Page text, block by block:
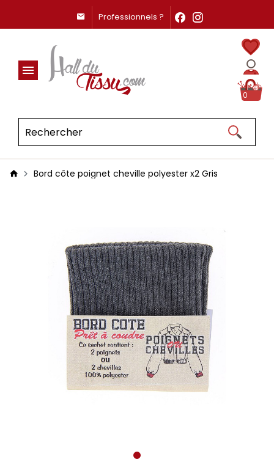
Professionnels ?
0
Bord côte poignet cheville polyester x2 Gris